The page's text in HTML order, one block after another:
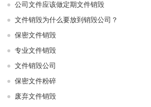
公司文件应该做定期文件销毁
文件销毁为什么要放到销毁公司？
保密文件销毁
专业文件销毁
文件销毁公司
保密文件粉碎
废弃文件销毁